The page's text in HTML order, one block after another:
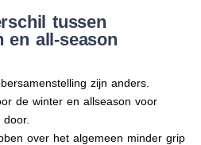
tussen
en all-season
zijn anders.
de winter en allseason voor
over het algemeen minder grip